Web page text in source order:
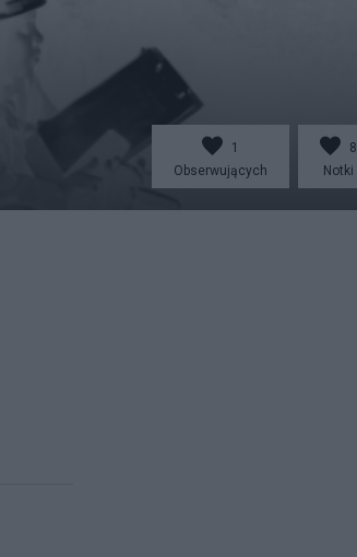
1
Obserwujących
8
Notki